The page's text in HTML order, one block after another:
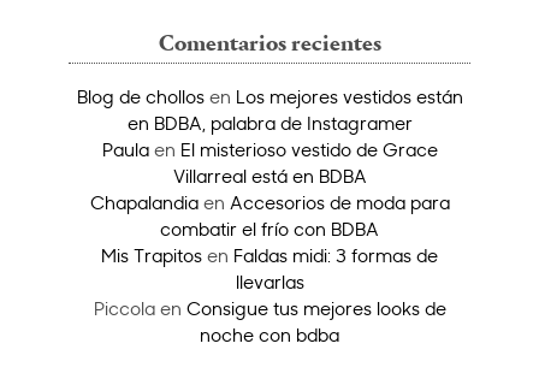
Comentarios recientes
Blog de chollosen Los mejores vestidos están
en BDBA, palabra de Instagramer
Paulaen El misterioso vestido de Grace
Villarreal está en BDBA
Chapalandiaen Accesorios de moda para
combatir el frío con BDBA
Mis Trapitos en Faldas midi: 3 formas de
llevarlas
Piccolaen Consigue tus mejores looks de
noche con bdba